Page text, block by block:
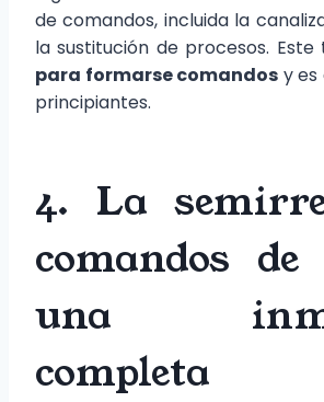
de comandos, incluida la
la sustitución de procesos. Este
para formarse comandos y
principiantes.
4. La
comandos
una
completa